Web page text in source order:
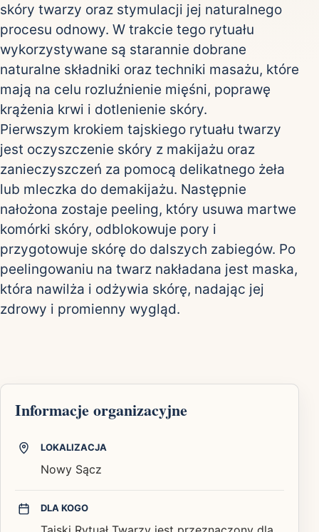
skóry twarzy oraz stymulacji jej naturalnego
procesu odnowy. W trakcie tego rytuału
wykorzystywane są starannie dobrane
naturalne składniki oraz techniki masażu, które
mają na celu rozluźnienie mięśni, poprawę
krążenia krwi i dotlenienie skóry.
Pierwszym krokiem tajskiego rytuału twarzy
jest oczyszczenie skóry z makijażu oraz
zanieczyszczeń za pomocą delikatnego żeła
lub mleczka do demakijażu. Następnie
nałożona zostaje peeling, który usuwa martwe
komórki skóry, odblokowuje pory i
przygotowuje skórę do dalszych zabiegów. Po
peelingowaniu na twarz nakładana jest maska,
która nawilża i odżywia skórę, nadając jej
zdrowy i promienny wygląd.
Informacje organizacyjne
LOKALIZACJA
Nowy Sącz
DLA KOGO